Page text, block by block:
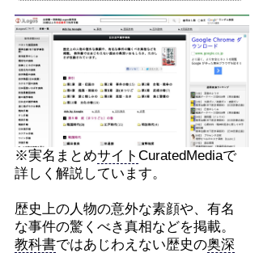
※実名まとめサイト CuratedMediaで
詳しく解説しています。
歴史上の人物の意外な素顔や、有名
な事件の驚くべき真相などを掲載。
教科書ではあじわえない歴史の奥深